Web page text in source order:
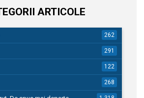
ARTICOLE
262
291
122
268